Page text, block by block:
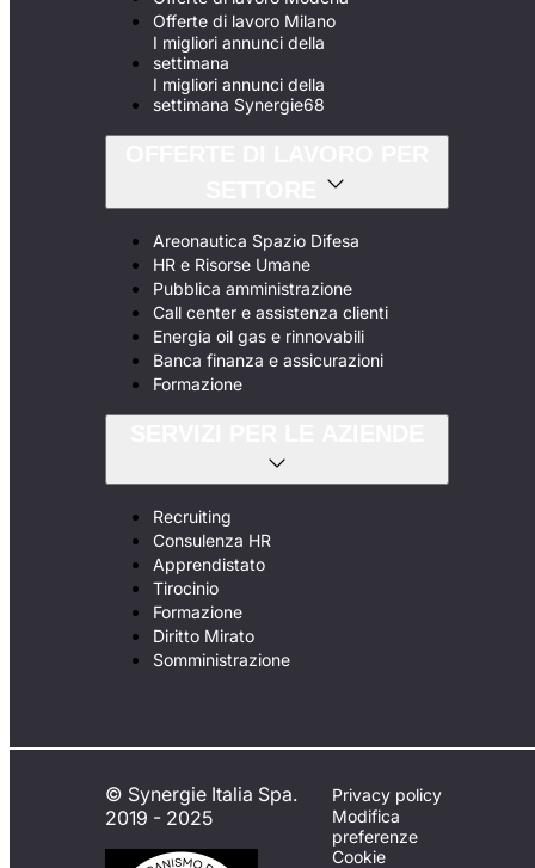
Offerte di lavoro Milano
I migliori annunci della
settimana
I migliori annunci della
settimana Synergie68
Areonautica Spazio Difesa
HR e Risorse Umane
Pubblica amministrazione
Call center e assistenza clienti
Energia oil gas e rinnovabili
Banca finanza e assicurazioni
Formazione
Recruiting
Consulenza HR
Apprendistato
Tirocinio
Formazione
Diritto Mirato
Somministrazione
© Synergie Italia Spa.
2019 - 2025
Privacy policy
Modifica
preferenze
Cookie